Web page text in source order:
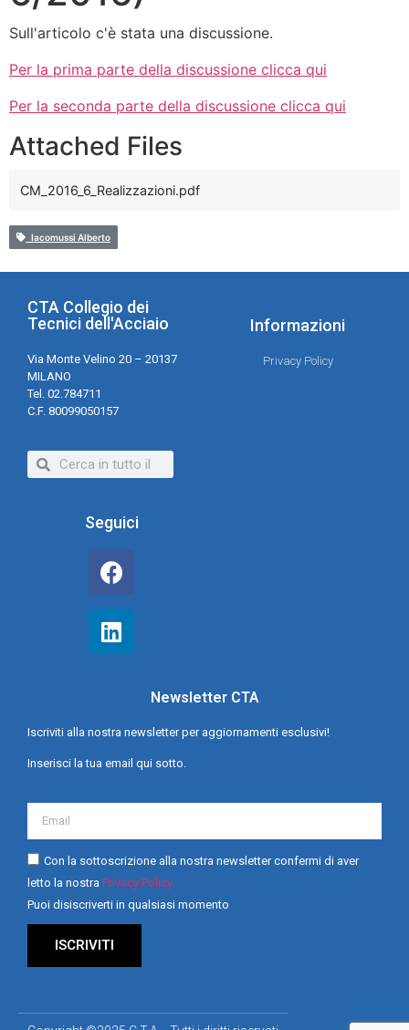
Sull'articolo c'è stata una discussione.
Per la prima parte della discussione clicca qui
Per la seconda parte della discussione clicca qui
Attached Files
CM_2016_6_Realizzazioni.pdf
Iacomussi Alberto
CTA Collegio dei
Tecnici dell'Acciaio
Via Monte Velino 20 – 20137
MILANO
Tel. 02.784711
C.F. 80099050157
Informazioni
Privacy Policy
Seguici
Newsletter CTA
Iscriviti alla nostra newsletter per aggiornamenti esclusivi!
Inserisci la tua email qui sotto.
Con la sottoscrizione alla nostra newsletter confermi di aver
letto la nostra Privacy Policy
Puoi disiscriverti in qualsiasi momento
ISCRIVITI